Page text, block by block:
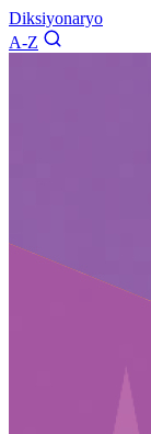
Diksiyonaryo
A-Z